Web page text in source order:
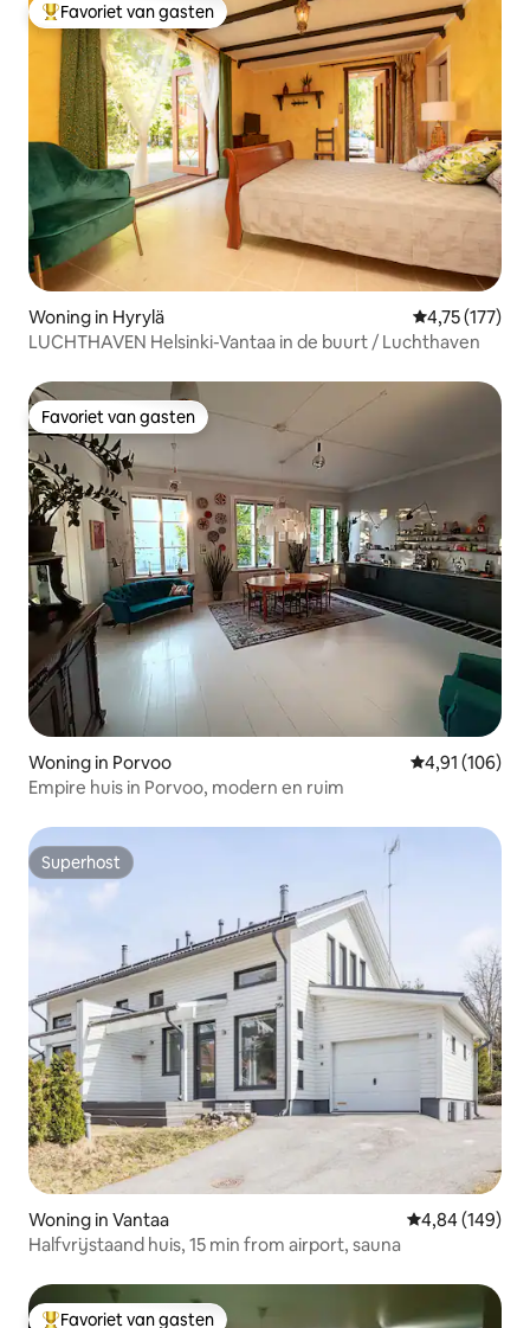
Topfavoriet van gasten
Favoriet van gasten
Woning in Hyrylä Gemiddelde
4,75 (177)
LUCHTHAVEN Helsinki-Vantaa in de buurt / Luchthaven
Favoriet van gasten
Favoriet van gasten
Woning in Porvoo Gemiddelde
4,91 (106)
Empire huis in Porvoo, modern en ruim
Superhost
Superhost
Woning in Vantaa Gemiddelde
4,84 (149)
Halfvrijstaand huis, 15 min from airport, sauna
Favoriet van gasten